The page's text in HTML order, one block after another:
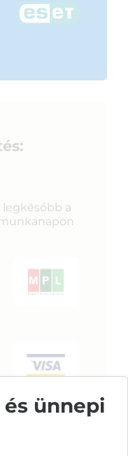
a
ünnepi